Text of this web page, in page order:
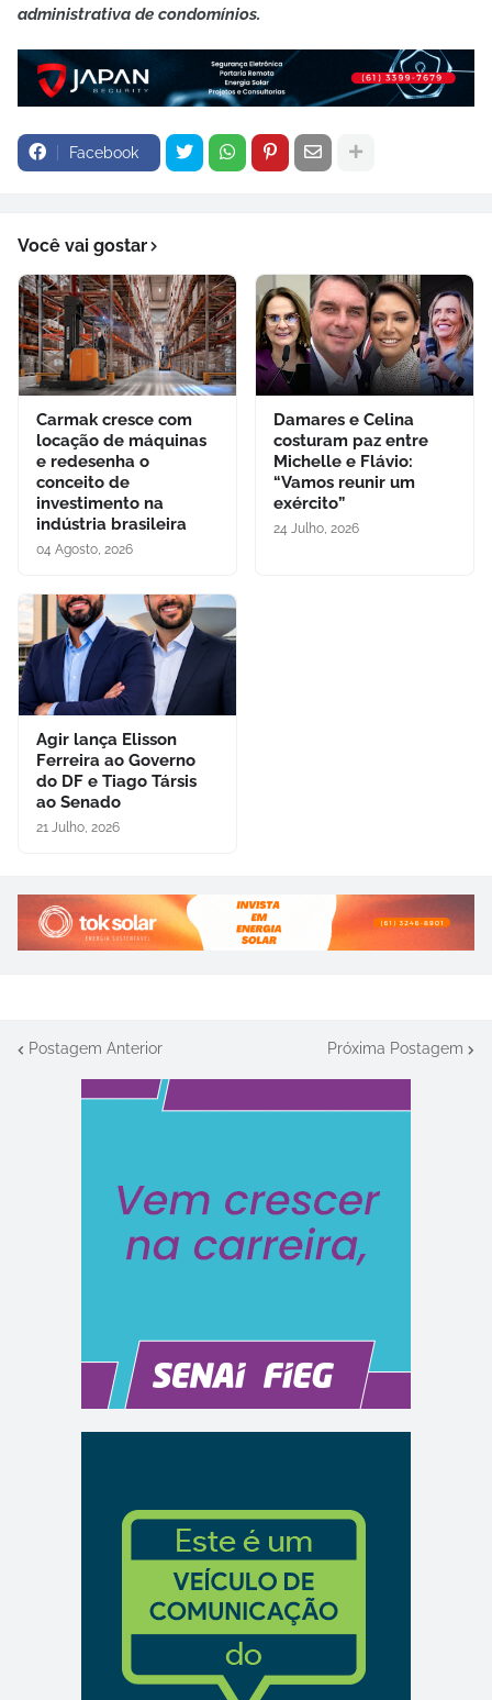
administrativa de condomínios.
Facebook
Você vai gostar
Carmak cresce com
locação de máquinas
e redesenha o
conceito de
investimento na
indústria brasileira
04 Agosto, 2026
Damares e Celina
costuram paz entre
Michelle e Flávio:
“Vamos reunir um
exército”
24 Julho, 2026
Agir lança Elisson
Ferreira ao Governo
do DF e Tiago Társis
ao Senado
21 Julho, 2026
Postagem Anterior Próxima Postagem